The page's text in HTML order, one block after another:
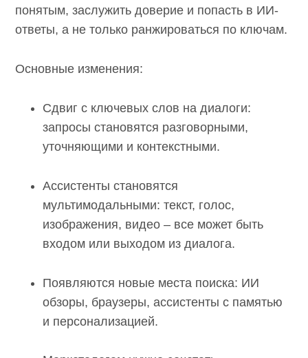
понятым, заслужить доверие и попасть в ИИ-
ответы, а не только ранжироваться по ключам.
Основные изменения:
Сдвиг с ключевых слов на диалоги:
запросы становятся разговорными,
уточняющими и контекстными.
Ассистенты становятся
мультимодальными: текст, голос,
изображения, видео – все может быть
входом или выходом из диалога.
Появляются новые места поиска: ИИ
обзоры, браузеры, ассистенты с памятью
и персонализацией.